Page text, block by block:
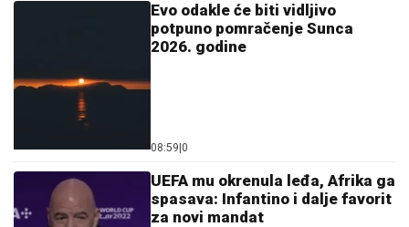
Evo odakle će biti vidljivo
potpuno pomračenje Sunca
2026. godine
08:59 0
UEFA mu okrenula leđa, Afrika ga
spasava: Infantino i dalje favorit
za novi mandat